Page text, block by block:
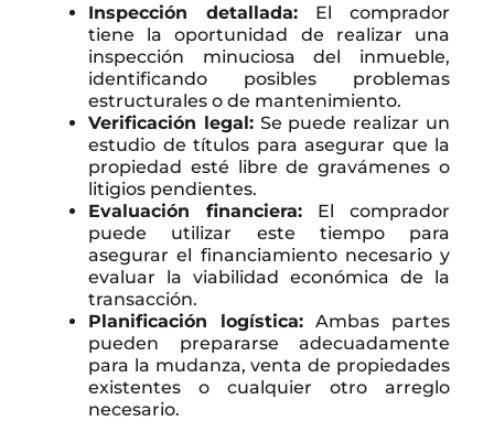
Inspección detallada: El comprador
tiene la oportunidad de realizar una
inspección minuciosa del inmueble,
identificando posibles problemas
estructurales o de mantenimiento.
Verificación legal:Se puede realizar un
estudio de títulos para asegurar que la
propiedad esté libre de gravámenes o
litigios pendientes.
Evaluación financiera: El comprador
puede utilizar este tiempo para
asegurar el financiamiento necesario y
evaluar la viabilidad económica de la
transacción.
Planificación logística: Ambas partes
pueden prepararse adecuadamente
para la mudanza, venta de propiedades
existentes o cualquier otro arreglo
necesario.